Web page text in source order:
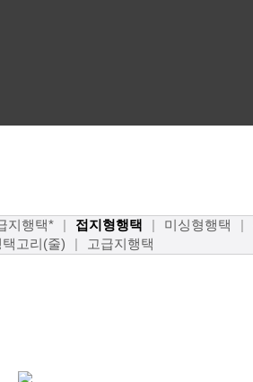
지행택* 접지형행택 미싱형행택
택고리(줄) 고급지행택